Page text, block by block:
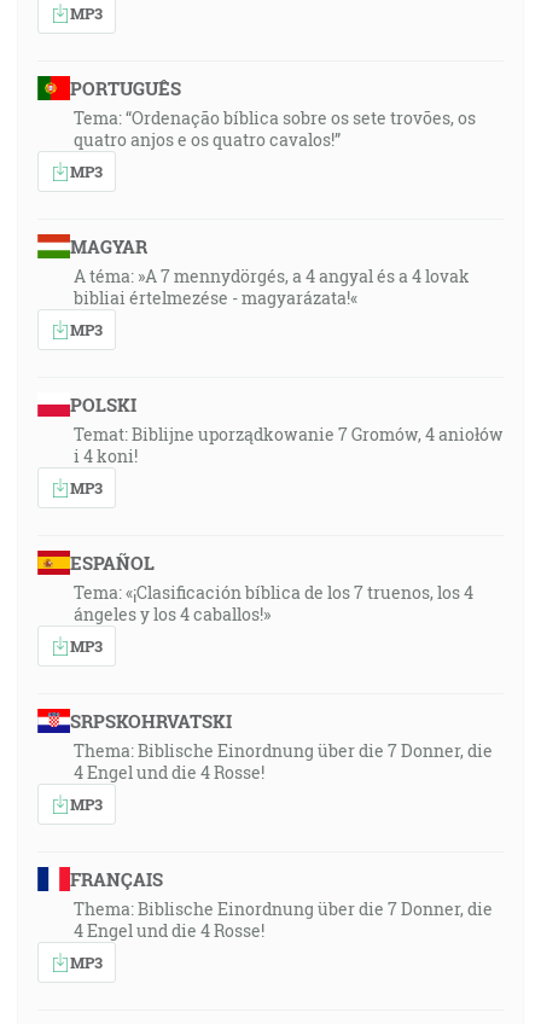
MP3
PORTUGUÊS
Tema: “Ordenação bíblica sobre os sete trovões, os
quatro anjos e os quatro cavalos!”
MP3
MAGYAR
A téma: »A 7 mennydörgés, a 4 angyal és a 4 lovak
bibliai értelmezése - magyarázata!«
MP3
POLSKI
Temat: Biblijne uporządkowanie 7 Gromów, 4 aniołów
i 4 koni!
MP3
ESPAÑOL
Tema: «¡Clasificación bíblica de los 7 truenos, los 4
ángeles y los 4 caballos!»
MP3
SRPSKOHRVATSKI
Thema: Biblische Einordnung über die 7 Donner, die
4 Engel und die 4 Rosse!
MP3
FRANÇAIS
Thema: Biblische Einordnung über die 7 Donner, die
4 Engel und die 4 Rosse!
MP3